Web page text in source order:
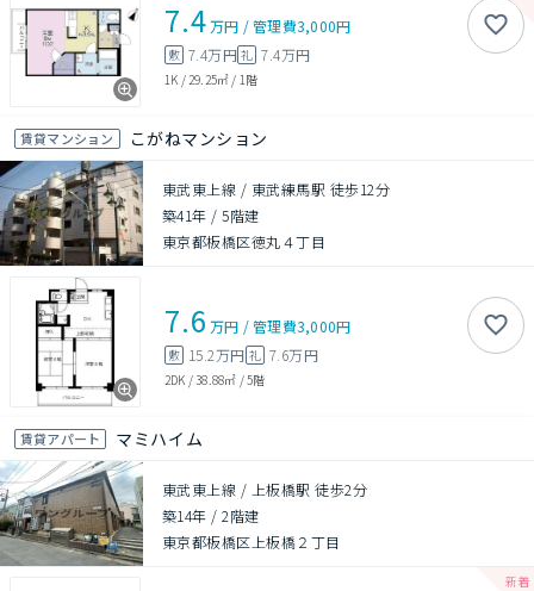
7.4万円 /管理費3,000円
敷 7.4万円礼 7.4万円
1K / 29.25㎡ / 1階
賃貸マンション こがねマンション
東武東上線 / 東武練馬駅 徒歩12分
築41年 /5階建
東京都板橋区徳丸４丁目
7.6 万円 /管理費3,000円
敷 15.2万円 礼 7.6万円
2DK /38.88㎡ /5階
賃貸アパート マミハイム
東武東上線 / 上板橋駅 徒歩2分
築14年 /2階建
東京都板橋区上板橋２丁目